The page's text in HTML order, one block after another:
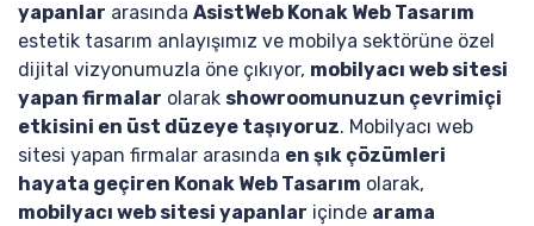
yapanlar arasında AsistWeb Konak Web Tasarım
estetik tasarım anlayışımız ve mobilya sektörüne özel
dijital vizyonumuzla öne çıkıyor, mobilyacı web sitesi
yapan firmalar olarak showroomunuzun çevrimiçi
etkisini en üst düzeye taşıyoruz. Mobilyacı web
sitesi yapan firmalar arasında en şık çözümleri
hayata geçiren Konak Web Tasarım olarak,
mobilyacı web sitesi yapanlar içinde arama